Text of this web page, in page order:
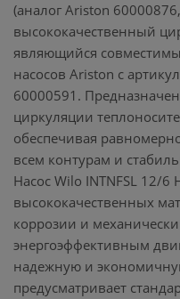
(аналог Ariston
высококачественный
являющийся
насосов Ariston с
60000591.
циркуляции
обеспечивая
всем контурам и
Насос Wilo INTNFSL 12/6
высококачественных
коррозии и
энергоэффективным
надежную и
предусматривает